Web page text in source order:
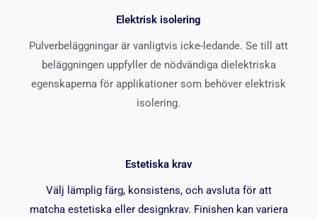
Elektrisk isolering
Pulverbeläggningar är vanligtvis icke-ledande. Se till att
beläggningen uppfyller de nödvändiga dielektriska
egenskaperna för applikationer som behöver elektrisk
isolering.
Estetiska krav
Välj lämplig färg, konsistens, och avsluta för att
matcha estetiska eller designkrav. Finishen kan variera